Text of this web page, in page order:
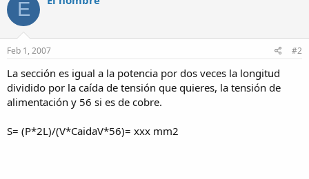
E
Feb 1, 2007 #2
La sección es igual a la potencia por dos veces la longitud
dividido por la caída de tensión que quieres, la tensión de
alimentación y 56 si es de cobre.
S= (P*2L)/(V*CaidaV*56)= xxx mm2